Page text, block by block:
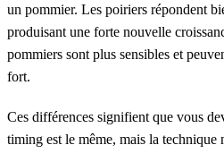
un pommier. Les poiriers répondent
produisant une forte nouvelle
pommiers sont plus sensibles et
fort.
Ces différences signifient que vous
timing est le même, mais la technique